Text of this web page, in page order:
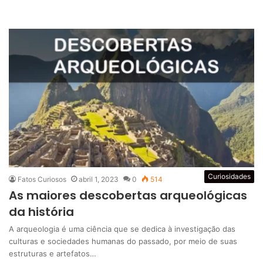
Curiosidades
Fatos Curiosos abril 1, 2023 0 514
As maiores descobertas arqueológicas
da história
A arqueologia é uma ciência que se dedica à investigação das
culturas e sociedades humanas do passado, por meio de suas
estruturas e artefatos…